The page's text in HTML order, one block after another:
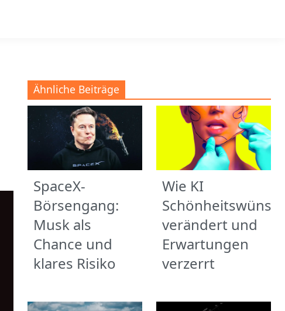
Ähnliche Beiträge
SpaceX-
Börsengang:
Musk als
Chance und
klares Risiko
Wie KI
verändert und
Erwartungen
verzerrt